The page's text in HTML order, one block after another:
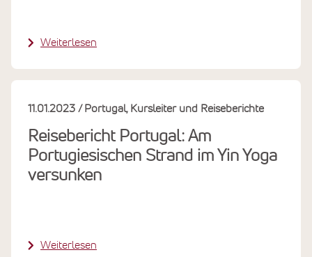
Weiterlesen
Reisebericht Portugal: Am
Portugiesischen Strand im Yin Yoga
versunken
11.01.2023 Portugal Kursleiter und Reiseberichte
Weiterlesen